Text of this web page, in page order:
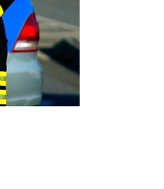
(05.05. –
Cup im